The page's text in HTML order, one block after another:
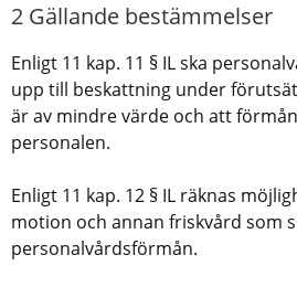
2 Gällande bestämmelser
Enligt 11 kap. 11 § IL ska
upp till beskattning under
är av mindre värde och att
personalen.
Enligt 11 kap. 12 § IL räknas
motion och annan friskvård som
personalvårdsförmån.